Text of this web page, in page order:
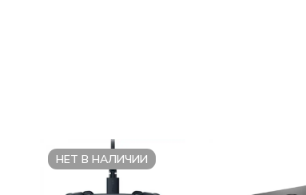
НЕТ В НАЛИЧИИ